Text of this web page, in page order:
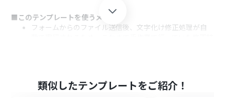
■このテンプレートを使うメリット
フォームからのファイル送信後、文字化け修正処理が自
類似したテンプレートをご紹介！